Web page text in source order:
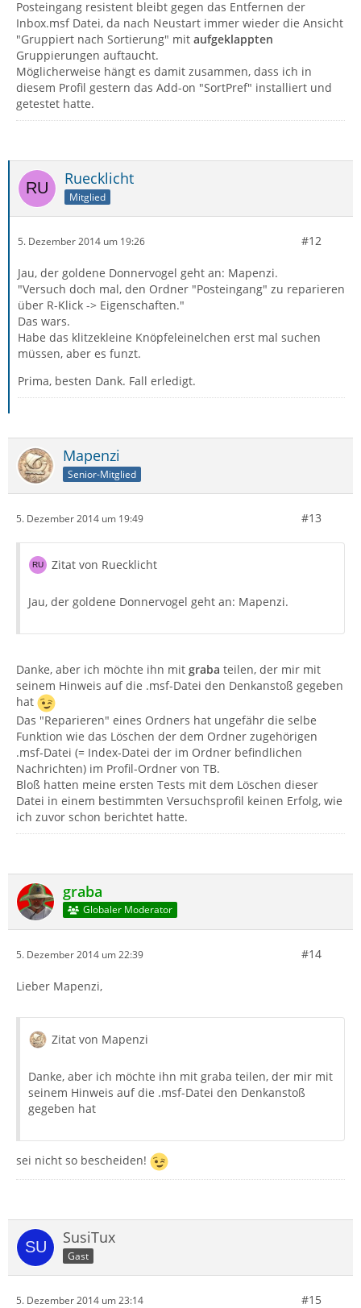
Posteingang resistent bleibt gegen das Entfernen der
Inbox.msf Datei, da nach Neustart immer wieder die Ansicht
"Gruppiert nach Sortierung" mit aufgeklappten
Gruppierungen auftaucht.
Möglicherweise hängt es damit zusammen, dass ich in
diesem Profil gestern das Add-on "SortPref" installiert und
getestet hatte.
Ruecklicht
Mitglied
5. Dezember 2014 um 19:26 #12
Jau, der goldene Donnervogel geht an: Mapenzi.
"Versuch doch mal, den Ordner "Posteingang" zu reparieren
über R-Klick -> Eigenschaften."
Das wars.
Habe das klitzekleine Knöpfeleinelchen erst mal suchen
müssen, aber es funzt.
Prima, besten Dank. Fall erledigt.
Mapenzi
Senior-Mitglied
5. Dezember 2014 um 19:49 #13
Zitat von Ruecklicht
Jau, der goldene Donnervogel geht an: Mapenzi.
Danke, aber ich möchte ihn mit graba teilen, der mir mit
seinem Hinweis auf die .msf-Datei den Denkanstoß gegeben
hat
Das "Reparieren" eines Ordners hat ungefähr die selbe
Funktion wie das Löschen der dem Ordner zugehörigen
.msf-Datei (= Index-Datei der im Ordner befindlichen
Nachrichten) im Profil-Ordner von TB.
Bloß hatten meine ersten Tests mit dem Löschen dieser
Datei in einem bestimmten Versuchsprofil keinen Erfolg, wie
ich zuvor schon berichtet hatte.
graba
Globaler Moderator
5. Dezember 2014 um 22:39 #14
Lieber Mapenzi,
Zitat von Mapenzi
Danke, aber ich möchte ihn mit graba teilen, der mir mit
seinem Hinweis auf die .msf-Datei den Denkanstoß
gegeben hat
sei nicht so bescheiden!
SusiTux
Gast
5. Dezember 2014 um 23:14 #15